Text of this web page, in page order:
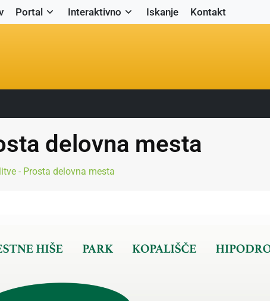
Portal Interaktivno Iskanje Kontakt
delovna mesta
- Prosta delovna mesta